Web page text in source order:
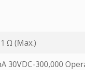
Ω (Max.)
30VDC-300,000